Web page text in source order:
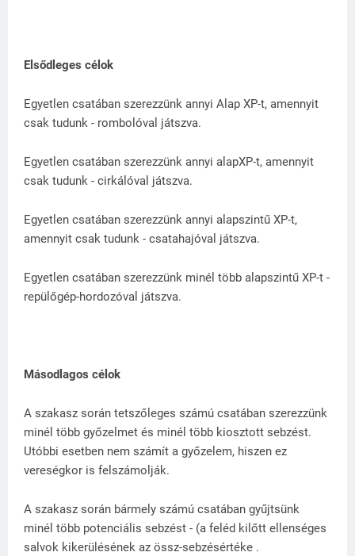
Elsődleges célok
Egyetlen csatában szerezzünk annyi Alap XP-t, amennyit
csak tudunk - rombolóval játszva.
Egyetlen csatában szerezzünk annyi alapXP-t, amennyit
csak tudunk - cirkálóval játszva.
Egyetlen csatában szerezzünk annyi alapszintű XP-t,
amennyit csak tudunk - csatahajóval játszva.
Egyetlen csatában szerezzünk minél több alapszintű XP-t -
repülőgép-hordozóval játszva.
Másodlagos célok
A szakasz során tetszőleges számú csatában szerezzünk
minél több győzelmet és minél több kiosztott sebzést.
Utóbbi esetben nem számít a győzelem, hiszen ez
vereségkor is felszámolják.
A szakasz során bármely számú csatában gyűjtsünk
minél több potenciális sebzést - (a feléd kilőtt ellenséges
salvok kikerülésének az össz-sebzésértéke .